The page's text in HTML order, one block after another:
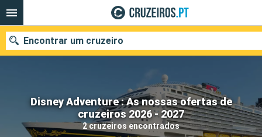
Disney Adventure : As nossas ofertas de
cruzeiros 2026 - 2027
2 cruzeiros encontrados
Encontrar um cruzeiro
Quando ir?
Data de partida